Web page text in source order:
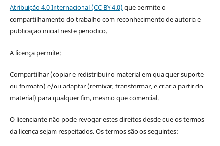
Atribuição 4.0 Internacional (CC BY 4.0) que permite o
compartilhamento do trabalho com reconhecimento de autoria e
publicação inicial neste periódico.
A licença permite:
Compartilhar (copiar e redistribuir o material em qualquer suporte
ou formato) e/ou adaptar (remixar, transformar, e criar a partir do
material) para qualquer fim, mesmo que comercial.
O licenciante não pode revogar estes direitos desde que os termos
da licença sejam respeitados. Os termos são os seguintes: